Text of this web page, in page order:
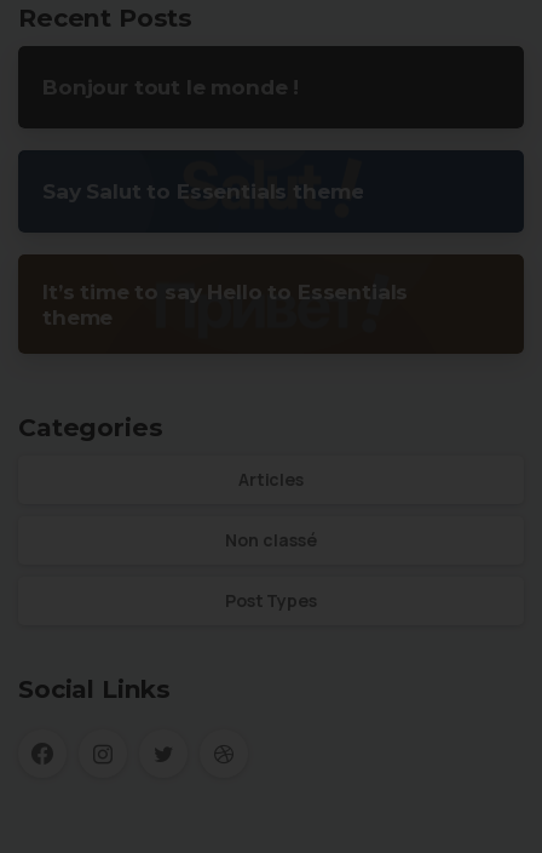
Recent Posts
Bonjour tout le monde !
Say Salut to Essentials theme
It’s time to say Hello to Essentials
theme
Categories
Articles
Non classé
Post Types
Social Links